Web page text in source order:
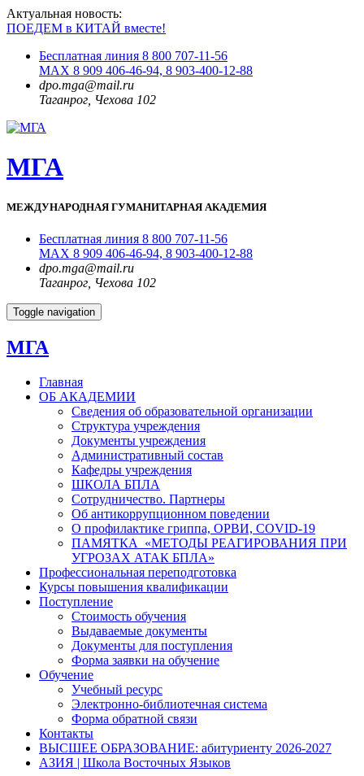
Актуальная новость:
ПОЕДЕМ в КИТАЙ вместе!
Бесплатная линия 8 800 707-11-56
MAX 8 909 406-46-94, 8 903-400-12-88
dpo.mga@mail.ru
Таганрог, Чехова 102
МГА
МЕЖДУНАРОДНАЯ ГУМАНИТАРНАЯ АКАДЕМИЯ
Бесплатная линия 8 800 707-11-56
MAX 8 909 406-46-94, 8 903-400-12-88
dpo.mga@mail.ru
Таганрог, Чехова 102
Toggle navigation
МГА
Главная
ОБ АКАДЕМИИ
Сведения об образовательной организации
Структура учреждения
Документы учреждения
Административный состав
Кафедры учреждения
ШКОЛА БПЛА
Сотрудничество. Партнеры
Об антикоррупционном поведении
О профилактике гриппа, ОРВИ, COVID-19
ПАМЯТКА «МЕТОДЫ РЕАГИРОВАНИЯ ПРИ
УГРОЗАХ АТАК БПЛА»
Профессиональная переподготовка
Курсы повышения квалификации
Поступление
Стоимость обучения
Выдаваемые документы
Документы для поступления
Форма заявки на обучение
Обучение
Учебный ресурс
Электронно-библиотечная система
Форма обратной связи
Контакты
ВЫСШЕЕ ОБРАЗОВАНИЕ: абитуриенту 2026-2027
АЗИЯ | Школа Восточных Языков